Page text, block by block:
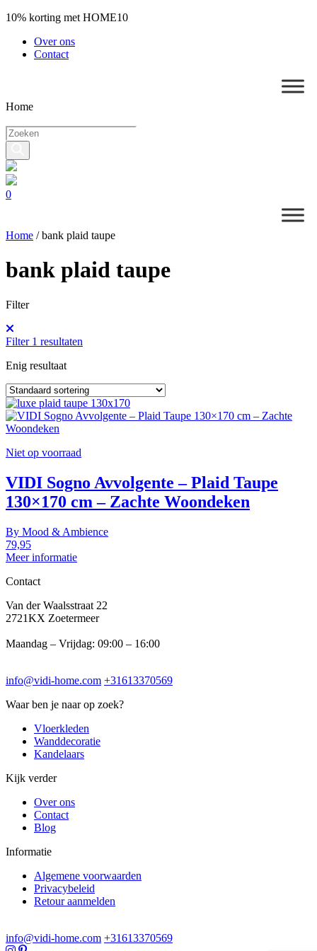
10% korting met HOME10
Over ons
Contact
Home
Producten
zoeken
0
Home /bank plaid taupe
bank plaid taupe
Filter
Filter 1 resultaten
Enig resultaat
Niet op voorraad
VIDI Sogno Avvolgente – Plaid Taupe
130×170 cm – Zachte Woondeken
By Mood & Ambience
79,95
Meer informatie
Contact
Van der Waalsstraat 22
2721KX Zoetermeer
Maandag – Vrijdag: 09:00 – 16:00
info@vidi-home.com +31613370569
Waar ben je naar op zoek?
Vloerkleden
Wanddecoratie
Kandelaars
Kijk verder
Over ons
Contact
Blog
Informatie
Algemene voorwaarden
Privacybeleid
Retour aanmelden
info@vidi-home.com +31613370569